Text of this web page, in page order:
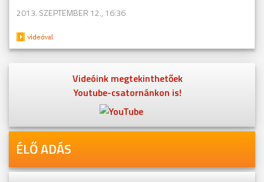
2013. SZEPTEMBER 12., 16:36
Videóink megtekinthetőek
Youtube-csatornánkon is!
ÉLŐ ADÁS